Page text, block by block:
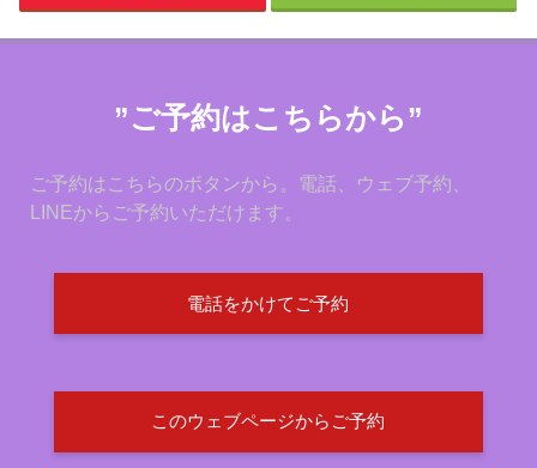
”ご予約はこちらから”
ご予約はこちらのボタンから。電話、ウェブ予約、
LINEからご予約いただけます。
電話をかけてご予約
このウェブページからご予約